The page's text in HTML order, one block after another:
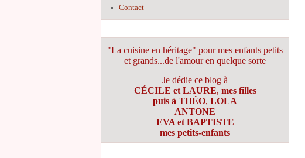
Contact
"La cuisine en héritage" pour mes enfants petits
et grands...de l'amour en quelque sorte
Je dédie ce blog à
CÉCILE et LAURE, mes filles
puis à THÉO, LOLA
ANTONE
EVA et BAPTISTE
mes petits-enfants